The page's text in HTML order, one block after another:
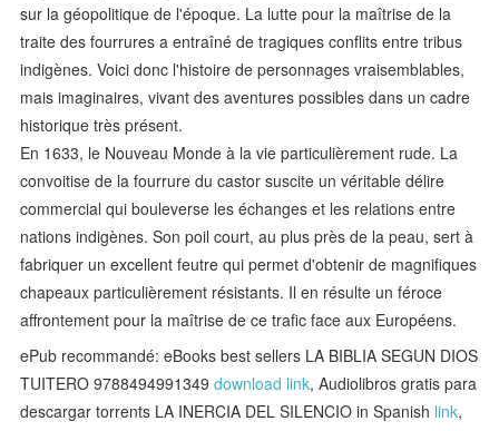
sur la géopolitique de l'époque. La lutte pour la maîtrise de la
traite des fourrures a entraîné de tragiques conflits entre tribus
indigènes. Voici donc l'histoire de personnages vraisemblables,
mais imaginaires, vivant des aventures possibles dans un cadre
historique très présent.
En 1633, le Nouveau Monde à la vie particulièrement rude. La
convoitise de la fourrure du castor suscite un véritable délire
commercial qui bouleverse les échanges et les relations entre
nations indigènes. Son poil court, au plus près de la peau, sert à
fabriquer un excellent feutre qui permet d'obtenir de magnifiques
chapeaux particulièrement résistants. Il en résulte un féroce
affrontement pour la maîtrise de ce trafic face aux Européens.
ePub recommandé: eBooks best sellers LA BIBLIA SEGUN DIOS
TUITERO 9788494991349download link, Audiolibros gratis para
descargar torrents LA INERCIA DEL SILENCIO in Spanish link,